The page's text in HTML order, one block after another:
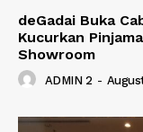
deGadai Buka
Kucurkan
Showroom
ADMIN 2 -